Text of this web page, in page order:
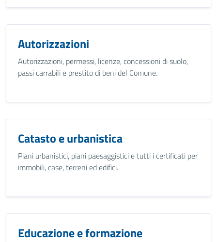
Autorizzazioni
Autorizzazioni, permessi, licenze, concessioni di suolo,
passi carrabili e prestito di beni del Comune.
Catasto e urbanistica
Piani urbanistici, piani paesaggistici e tutti i certificati per
immobili, case, terreni ed edifici.
Educazione e formazione